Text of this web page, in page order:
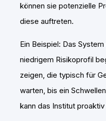
können sie potenzielle
diese auftreten.
Ein Beispiel: Das
niedrigem Risikoprofil
zeigen, die typisch für
warten, bis ein
kann das Institut